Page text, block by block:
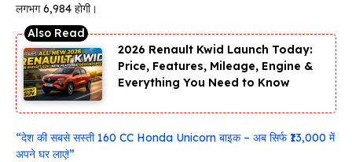
लगभग ₹6,984 होगी।
2026 Renault Kwid Launch Today:
Price, Features, Mileage, Engine &
Everything You Need to Know
“देश की सबसे सस्ती 160 CC Honda Unicorn बाइक – अब सिर्फ ₹13,000 में
अपने घर लाएं!”